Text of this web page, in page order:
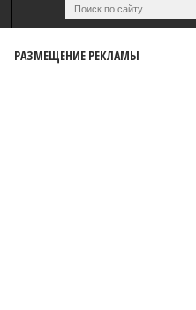
РАЗМЕЩЕНИЕ РЕКЛАМЫ